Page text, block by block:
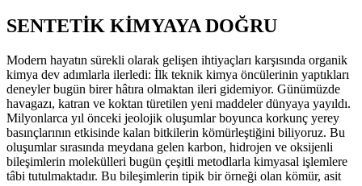
SENTETİK KİMYAYA DOĞRU
Modern hayatın sürekli olarak gelişen ihtiyaçları karşısında organik
kimya dev adımlarla ilerledi: İlk teknik kimya öncülerinin yaptıkları
deneyler bugün birer hâtıra olmaktan ileri gidemiyor. Günümüzde
havagazı, katran ve koktan türetilen yeni maddeler dünyaya yayıldı.
Milyonlarca yıl önceki jeolojik oluşumlar boyunca korkunç yerey
basınçlarının etkisinde kalan bitkilerin kömürleştiğini biliyoruz. Bu
oluşumlar sırasında meydana gelen karbon, hidrojen ve oksijenli
bileşimlerin molekülleri bugün çeşitli metodlarla kimyasal işlemlere
tâbi tutulmaktadır. Bu bileşimlerin tipik bir örneği olan kömür, asit